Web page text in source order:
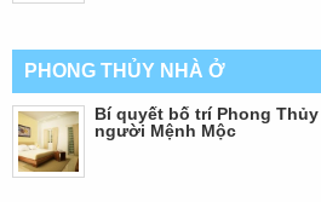
PHONG THỦY NHÀ Ở
Bí quyết bố trí Phong
người Mệnh Mộc